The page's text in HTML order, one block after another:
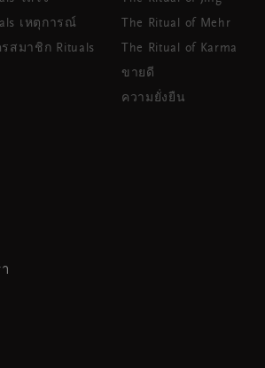
เหตุการณ์
สมาชิก Rituals
The Ritual of Mehr
The Ritual of Karma
ขายดี
ความยั่งยืน